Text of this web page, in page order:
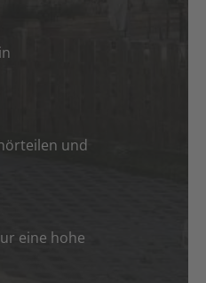
und
eine hohe